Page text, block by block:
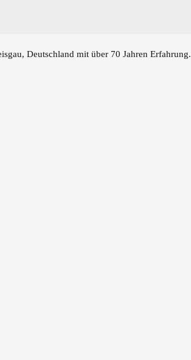
Deutschland mit über 70 Jahren Erfahrung.